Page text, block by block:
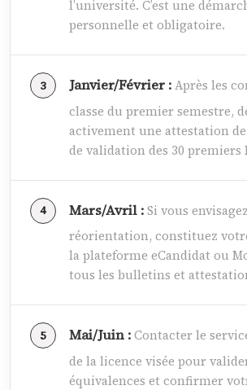
l’université. C’est une
personnelle et obligatoire.
Janvier/Février :Après les
classe du premier semestre,
activement une attestation
de validation des 30 premiers
Mars/Avril :Si vous
réorientation, constituez
la plateforme eCandidat ou
tous les bulletins et
Mai/Juin :Contacter le
de la licence visée pour
équivalences et confirmer